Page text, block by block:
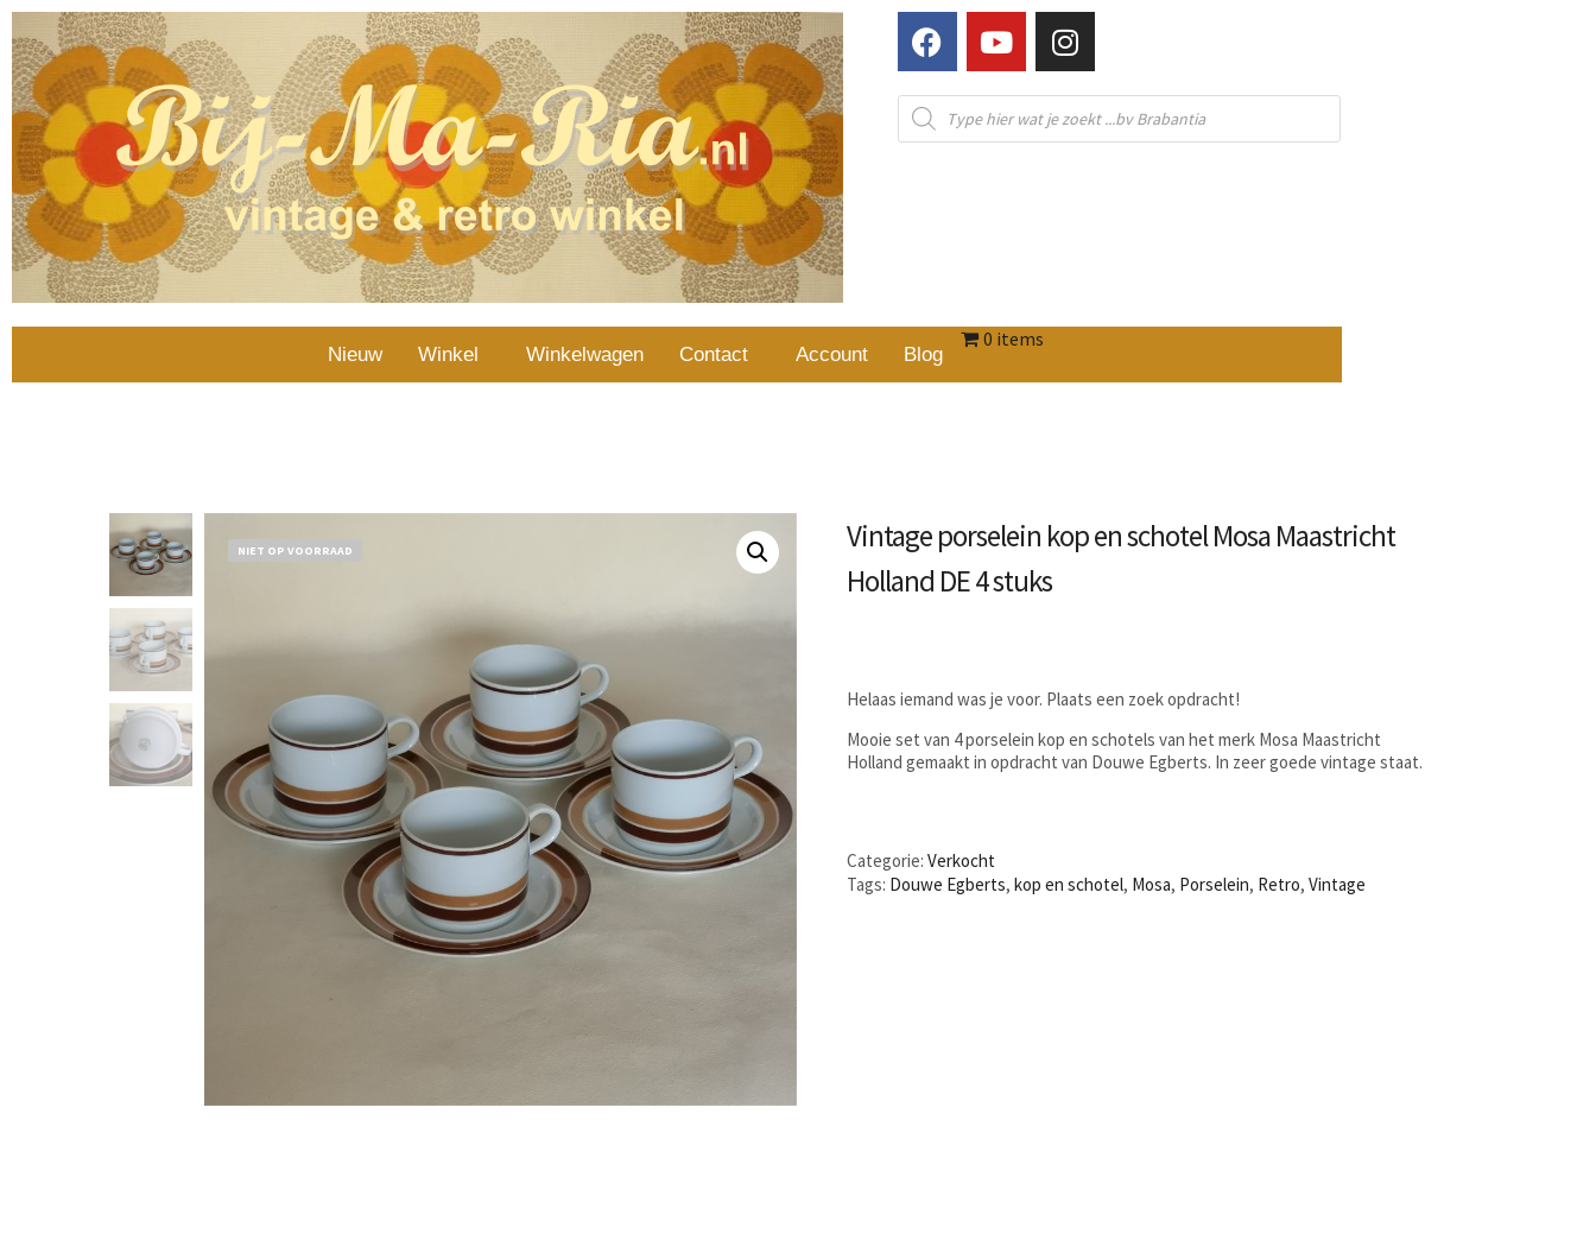
Nieuw Winkel Winkelwagen Contact Account Blog
0 items
NIET OP VOORRAAD
Vintage porselein kop en schotel Mosa Maastricht
Holland DE 4 stuks
Helaas iemand was je voor. Plaats een zoek opdracht!
Mooie set van 4 porselein kop en schotels van het merk Mosa Maastricht
Holland gemaakt in opdracht van Douwe Egberts. In zeer goede vintage staat.
Categorie:Verkocht
Tags: Douwe Egberts,kop en schotel, Mosa, Porselein, Retro,Vintage